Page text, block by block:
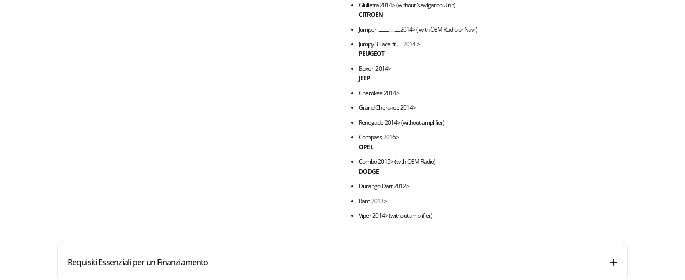
Giulietta 2014> (without Navigation Unit)
CITROEN
Jumper .....................2014> ( with OEM Radio or Navi)
Jumpy 3 Facelift ..... 2014 >
PEUGEOT
Boxer 2014>
JEEP
Cherokee 2014>
Grand Cherokee 2014>
Renegade 2014> (without amplifier)
Compass 2016>
OPEL
Combo 2015> (with OEM Radio)
DODGE
Durango Dart 2012>
Ram 2013>
Viper 2014> (without amplifier)
Requisiti Essenziali per un Finanziamento